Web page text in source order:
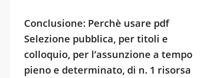
Conclusione: Perchè usare pdf
Selezione pubblica, per titoli e
colloquio, per l’assunzione a tempo
pieno e determinato, di n. 1 risorsa